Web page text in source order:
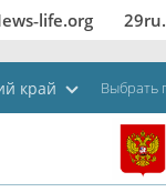
край Выбрать